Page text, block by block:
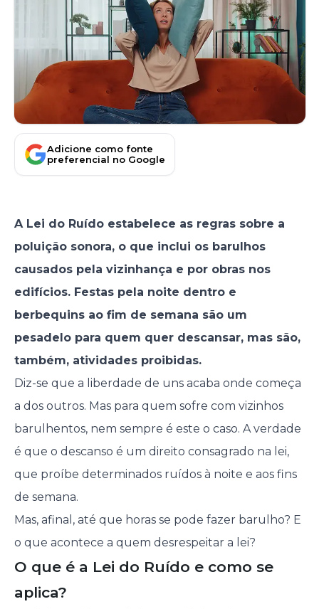
Adicione como fonte
preferencial no Google
A Lei do Ruído estabelece as regras sobre a
poluição sonora, o que inclui os barulhos
causados pela vizinhança e por obras nos
edifícios. Festas pela noite dentro e
berbequins ao fim de semana são um
pesadelo para quem quer descansar, mas são,
também, atividades proibidas.
Diz-se que a liberdade de uns acaba onde começa
a dos outros. Mas para quem sofre com vizinhos
barulhentos, nem sempre é este o caso. A verdade
é que o descanso é um direito consagrado na lei,
que proíbe determinados ruídos à noite e aos fins
de semana.
Mas, afinal, até que horas se pode fazer barulho? E
o que acontece a quem desrespeitar a lei?
O que é a Lei do Ruído e como se
aplica?